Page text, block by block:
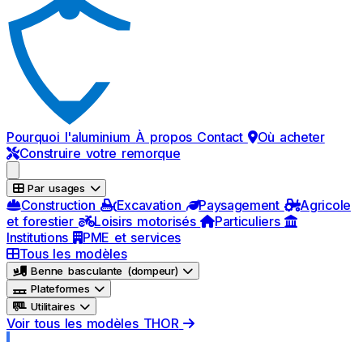
Pourquoi l'aluminium À propos Contact
Où acheter
Construire votre remorque
Par usages
Construction Excavation Paysagement
Agricole
et forestier
Loisirs motorisés
Particuliers
Institutions
PME et services
Tous les modèles
Benne basculante (dompeur)
Plateformes
Utilitaires
Voir tous les modèles THOR